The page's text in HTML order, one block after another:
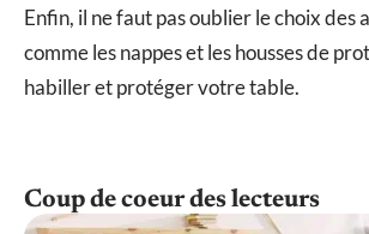
Enfin, il ne faut pas oublier le choix des
comme les nappes et les housses de
habiller et protéger votre table.
Coup de coeur des lecteurs